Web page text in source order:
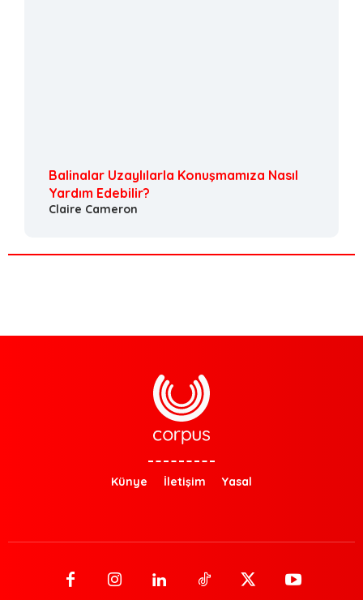
Balinalar Uzaylılarla Konuşmamıza Nasıl
Yardım Edebilir?
Claire Cameron
Künye İletişim Yasal